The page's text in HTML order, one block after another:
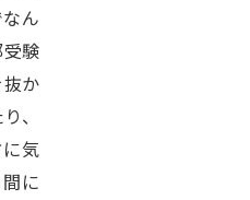
ん
験
か
、
気
に